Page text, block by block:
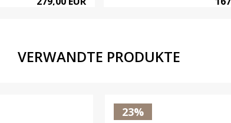
VERWANDTE PRODUKTE
23%